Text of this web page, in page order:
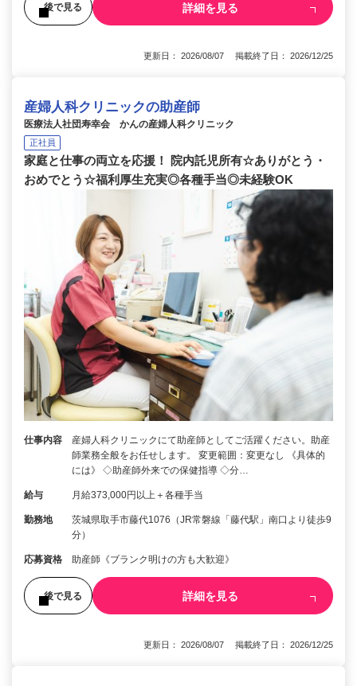
後で見る 詳細を見る
更新日： 2026/08/07 掲載終了日： 2026/12/25
産婦人科クリニックの助産師
医療法人社団寿幸会 かんの産婦人科クリニック
正社員
家庭と仕事の両立を応援！ 院内託児所有☆ありがとう・
おめでとう☆福利厚生充実◎各種手当◎未経験OK
仕事内容
産婦人科クリニックにて助産師としてご活躍ください。助産
師業務全般をお任せします。 変更範囲：変更なし 《具体的
には》 ◇助産師外来での保健指導 ◇分…
給与 月給373,000円以上＋各種手当
勤務地
茨城県取手市藤代1076（JR常磐線「藤代駅」南口より徒歩9
分）
応募資格 助産師《ブランク明けの方も大歓迎》
後で見る 詳細を見る
更新日： 2026/08/07 掲載終了日： 2026/12/25